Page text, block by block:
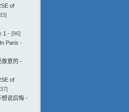
of
1 - [96]
Paris -
故意的 -
of
想说后悔 -